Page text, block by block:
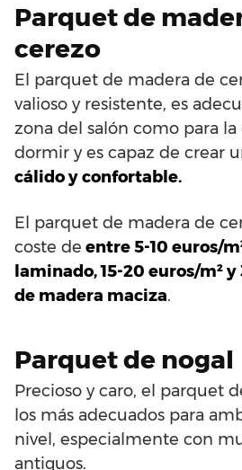
Parquet de
cerezo
El parquet de madera de
valioso y resistente, es
zona del salón como para la
dormir y es capaz de crear
cálido y confortable.
El parquet de madera de
coste de entre 5-10 euros/
laminado, 15-20 euros/m²
de madera maciza.
Parquet de nogal
Precioso y caro, el parquet
los más adecuados para
nivel, especialmente con
antiguos.